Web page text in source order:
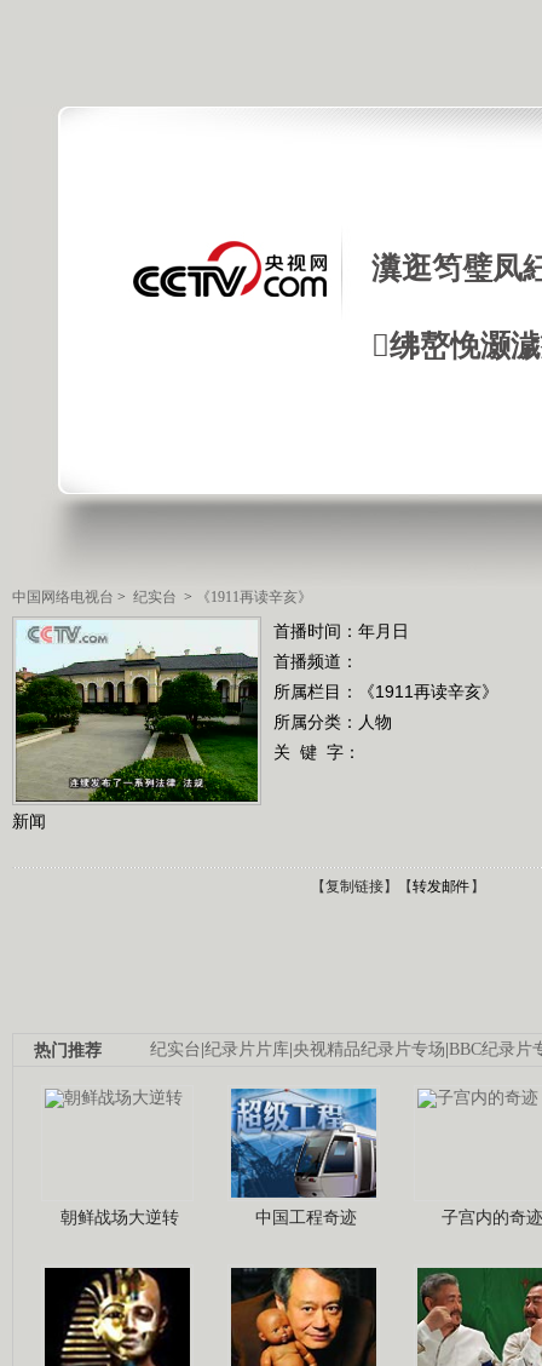
瀵逛笉璧凤
绋嶅悗灏
中国网络电视台 > 纪实台 > 《1911再读辛亥》
首播时间：年月日
首播频道：
所属栏目：
《1911再读辛亥》
所属分类：人物
关 键 字：
新闻
【复制链接】【转发邮件】
纪实台|纪录片片库|央视精品纪录片专场|BBC纪录片
热门推荐
朝鲜战场大逆转 中国工程奇迹 子宫内的奇迹